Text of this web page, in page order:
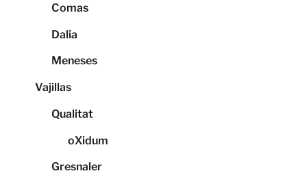
Comas
Dalia
Meneses
Vajillas
Qualitat
oXidum
Gresnaler